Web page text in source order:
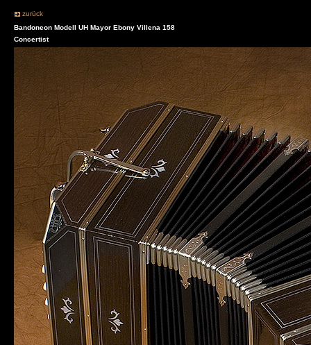
zurück
Bandoneon Modell UH Mayor Ebony Villena 158
Concertist